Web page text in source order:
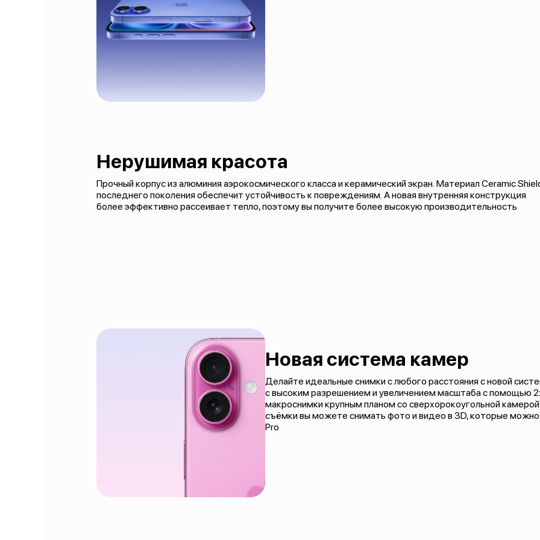
Нерушимая красота
Прочный корпус из алюминия аэрокосмического класса и керамический экран. Материал Ceramic
последнего поколения обеспечит устойчивость к повреждениям. А новая внутренняя конструкция
более эффективно рассеивает тепло, поэтому вы получите более высокую производительность
Новая система камер
Делайте идеальные снимки с любого расстояния с новой
с высоким разрешением и увеличением масштаба с помощью
макроснимки крупным планом со сверхорокоугольной
съёмки вы можете снимать фото и видео в 3D, которые
Pro